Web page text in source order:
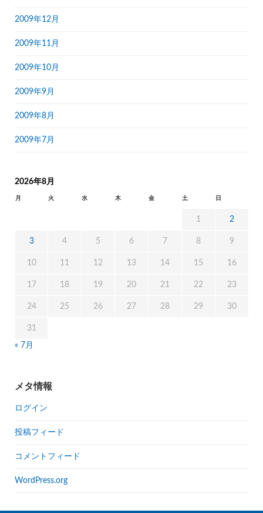
2009年12月
2009年11月
2009年10月
2009年9月
2009年8月
2009年7月
2026年8月
月 火 水 木 金 土 日
1 2
3 4 5 6 7 8 9
10 11 12 13 14 15 16
17 18 19 20 21 22 23
24 25 26 27 28 29 30
31
« 7月
メタ情報
ログイン
投稿フィード
コメントフィード
WordPress.org